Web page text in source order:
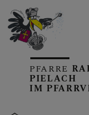
PFARRE
PIELACH
IM